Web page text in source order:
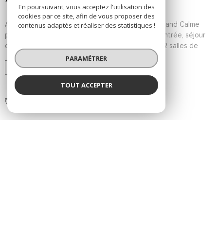
A 2 pas du Parc du Tremblay - Limite Joinville - Grand Calme
pour cette charmante maison composée d'une entrée, séjour
double sur balcon, cuisine équipée, 4 chambres, 2 salles de
bains, dressing et WC. Un sous sol total, avec garage + cave et
buanderie. A voir au plus vite.
6 4
En poursuivant, vous acceptez l'utilisation des
cookies par ce site, afin de vous proposer des
contenus adaptés et réaliser des statistiques !
PARAMÉTRER
TOUT ACCEPTER